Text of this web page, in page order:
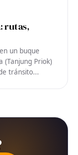
rutas,
un buque
(Tanjung Priok)
tránsito...